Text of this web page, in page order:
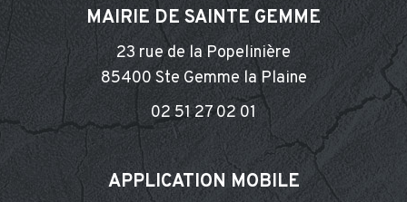
MAIRIE DE SAINTE GEMME
23 rue de la Popelinière
85400 Ste Gemme la Plaine
02 51 27 02 01
APPLICATION MOBILE